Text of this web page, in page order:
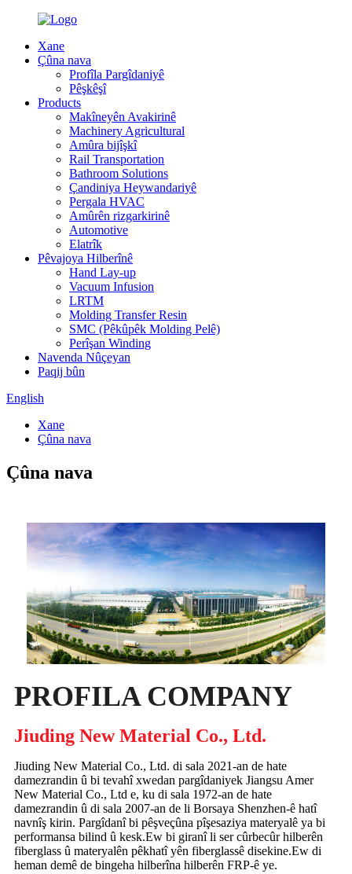
Xane
Çûna nava
Profîla Pargîdaniyê
Pêşkêşî
Products
Makîneyên Avakirinê
Machinery Agricultural
Amûra bijîşkî
Rail Transportation
Bathroom Solutions
Çandiniya Heywandariyê
Pergala HVAC
Amûrên rizgarkirinê
Automotive
Elatrîk
Pêvajoya Hilberînê
Hand Lay-up
Vacuum Infusion
LRTM
Molding Transfer Resin
SMC (Pêkûpêk Molding Pelê)
Perîşan Winding
Navenda Nûçeyan
Paqij bûn
English
Xane
Çûna nava
Çûna nava
PROFILA COMPANY
Jiuding New Material Co., Ltd.
Jiuding New Material Co., Ltd. di sala 2021-an de hate
damezrandin û bi tevahî xwedan pargîdaniyek Jiangsu Amer
New Material Co., Ltd e, ku di sala 1972-an de hate
damezrandin û di sala 2007-an de li Borsaya Shenzhen-ê hatî
navnîş kirin. Pargîdanî bi pêşveçûna pîşesaziya materyalê ya bi
performansa bilind û kesk.Ew bi giranî li ser cûrbecûr hilberên
fiberglass û materyalên pêkhatî yên fiberglassê disekine.Ew di
heman demê de bingeha hilberîna hilberên FRP-ê ye.